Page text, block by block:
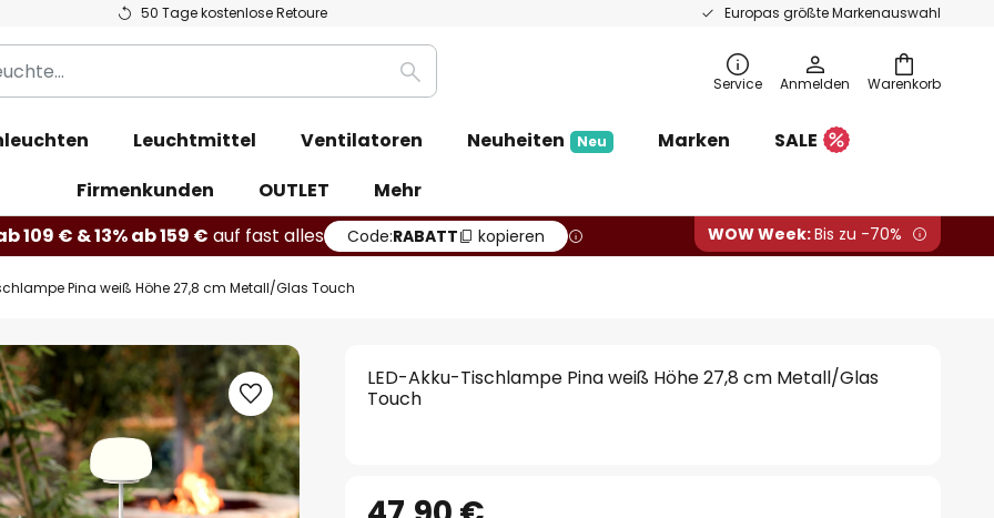
50 Tage kostenlose Retoure Europas größte Markenauswahl
Warenkorb
Suche Service Anmelden
Leuchtmittel Ventilatoren Neuheiten Neu Marken
SALE
Firmenkunden
OUTLET
Mehr
109 € & 13% ab 159 € auf fast alles Code:RABATT kopieren WOW Week:Bis zu -70%
Pina weiß Höhe 27,8 cm Metall/Glas Touch
LED-Akku-Tischlampe Pina weiß Höhe 27,8 cm Metall/Glas
Touch